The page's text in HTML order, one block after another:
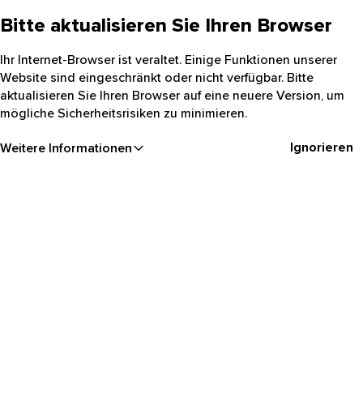
Bitte aktualisieren Sie Ihren Browser
Ihr Internet-Browser ist veraltet. Einige Funktionen unserer
Website sind eingeschränkt oder nicht verfügbar. Bitte
aktualisieren Sie Ihren Browser auf eine neuere Version, um
mögliche Sicherheitsrisiken zu minimieren.
Weitere Informationen Ignorieren